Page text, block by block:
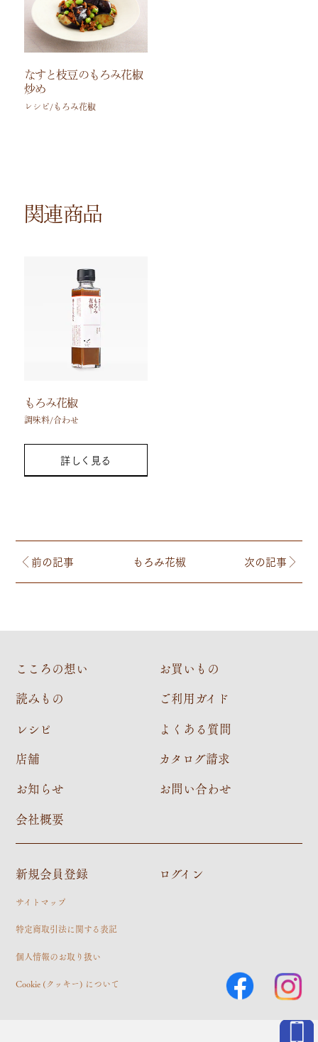
なすと枝豆のもろみ花椒
炒め
レシピ/もろみ花椒
関連商品
もろみ花椒
調味料/合わせ
詳しく見る
前の記事 もろみ花椒 次の記事
こころの想い
読みもの
レシピ
店舗
お知らせ
会社概要
お買いもの
ご利用ガイド
よくある質問
カタログ請求
お問い合わせ
新規会員登録 ログイン
サイトマップ
特定商取引法に関する表記
個人情報のお取り扱い
Cookie (クッキー) について